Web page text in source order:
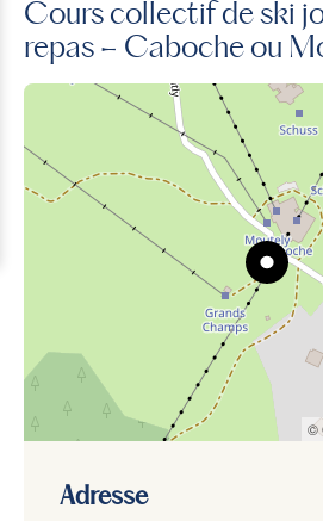
Cours collectif de ski
repas – Caboche ou
©
Adresse